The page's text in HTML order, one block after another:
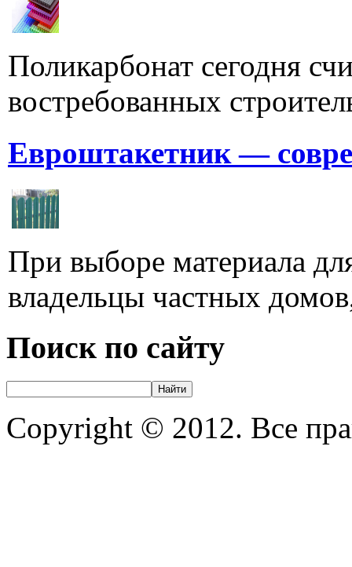
Поликарбонат сегодня
востребованных
Евроштакетник —
При выборе материала
владельцы частных
Поиск по сайту
Copyright © 2012. Все